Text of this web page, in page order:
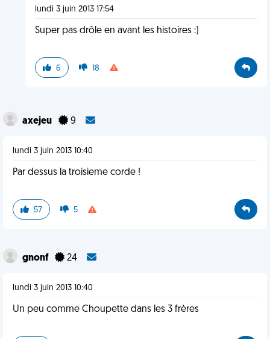
lundi 3 juin 2013 17:54
Super pas drôle en avant les histoires :)
6 18
axejeu 9
lundi 3 juin 2013 10:40
Par dessus la troisieme corde !
57 5
gnonf 24
lundi 3 juin 2013 10:40
Un peu comme Choupette dans les 3 frères